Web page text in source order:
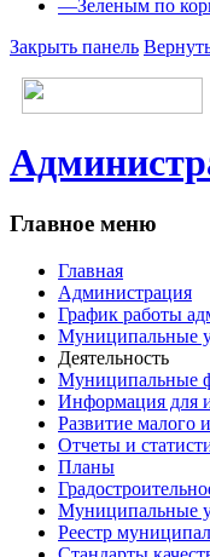
—Зеленым по
Закрыть панель
Главное меню
Главная
Администрация
График работы
Муниципальные
Деятельность
Муниципальные
Информация для
Развитие малого
Отчеты и
Планы
Муниципальные
Реестр